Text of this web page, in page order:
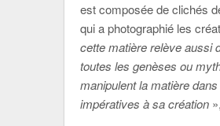
est composée de clichés
qui a photographié les
cette matière relève aussi
toutes les genèses ou
manipulent la matière
impératives à sa création